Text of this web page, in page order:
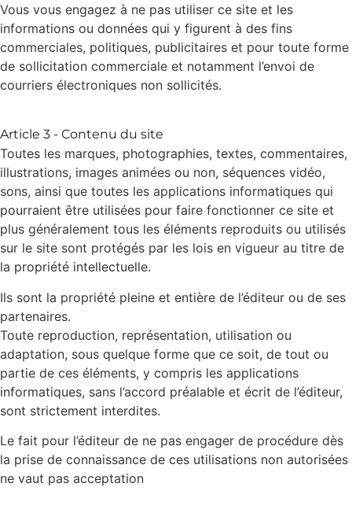
Vous vous engagez à ne pas utiliser ce site et les
informations ou données qui y figurent à des fins
commerciales, politiques, publicitaires et pour toute forme
de sollicitation commerciale et notamment l’envoi de
courriers électroniques non sollicités.
Article 3 - Contenu du site
Toutes les marques, photographies, textes, commentaires,
illustrations, images animées ou non, séquences vidéo,
sons, ainsi que toutes les applications informatiques qui
pourraient être utilisées pour faire fonctionner ce site et
plus généralement tous les éléments reproduits ou utilisés
sur le site sont protégés par les lois en vigueur au titre de
la propriété intellectuelle.
Ils sont la propriété pleine et entière de l’éditeur ou de ses
partenaires.
Toute reproduction, représentation, utilisation ou
adaptation, sous quelque forme que ce soit, de tout ou
partie de ces éléments, y compris les applications
informatiques, sans l’accord préalable et écrit de l’éditeur,
sont strictement interdites.
Le fait pour l’éditeur de ne pas engager de procédure dès
la prise de connaissance de ces utilisations non autorisées
ne vaut pas acceptation